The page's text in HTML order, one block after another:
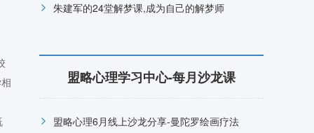
朱建军的24堂解梦课,成为自己的解梦师
盟略心理学习中心-每月沙龙课
盟略心理6月线上沙龙分享-曼陀罗绘画疗法